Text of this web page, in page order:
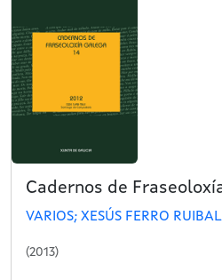
Cadernos de
VARIOS; XESÚS FERRO
(2013)